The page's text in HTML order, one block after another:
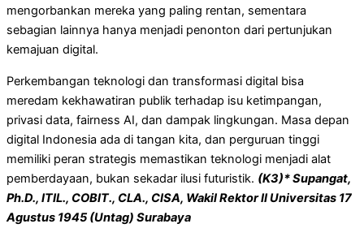
mengorbankan mereka yang paling rentan, sementara
sebagian lainnya hanya menjadi penonton dari pertunjukan
kemajuan digital.
Perkembangan teknologi dan transformasi digital bisa
meredam kekhawatiran publik terhadap isu ketimpangan,
privasi data, fairness AI, dan dampak lingkungan. Masa depan
digital Indonesia ada di tangan kita, dan perguruan tinggi
memiliki peran strategis memastikan teknologi menjadi alat
pemberdayaan, bukan sekadar ilusi futuristik. (K3)* Supangat,
Ph.D., ITIL., COBIT., CLA., CISA, Wakil Rektor II Universitas 17
Agustus 1945 (Untag) Surabaya